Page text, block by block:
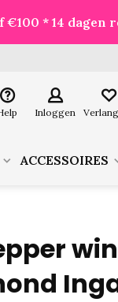
€100 * 14 dagen
je besteld!
Inloggen
ACCESSOIRES